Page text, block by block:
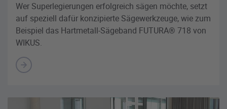
Wer Superlegierungen erfolgreich sägen möchte, setzt
auf speziell dafür konzipierte Sägewerkzeuge, wie zum
Beispiel das Hartmetall-Sägeband FUTURA® 718 von
WIKUS.